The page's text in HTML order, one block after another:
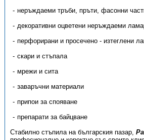
неръждаеми тръби, пръти, фасонни
декоративни оцветени неръждаеми
перфорирани и просечено - изтеглени
скари и стъпала
мрежи и сита
заваръчни материали
припои за спояване
препарати за байцване
Стабилно стъпила на българския пазар,